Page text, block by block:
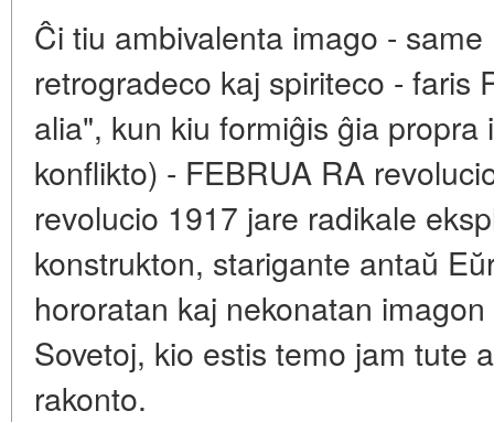
Ĉi tiu ambivalenta imago -
retrogradeco kaj spiriteco - faris
alia", kun kiu formiĝis ĝia
konflikto) - FEBRUA RA
revolucio 1917 jare radikale
konstrukton, starigante antaŭ
hororatan kaj nekonatan
Sovetoj, kio estis temo jam tute
rakonto.